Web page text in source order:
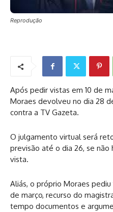
Reprodução
Após pedir vistas em 10 de
Moraes devolveu no dia 28
contra a TV Gazeta.
O julgamento virtual será
previsão até o dia 26, se
vista.
Aliás, o próprio Moraes
de março, recurso do
tempo documentos e